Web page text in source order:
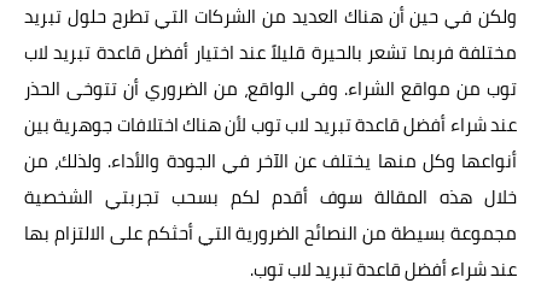
ولكن في حين أن هناك العديد من الشركات التي تطرح حلول تبريد
مختلفة فربما تشعر بالحيرة قليلاً عند اختيار أفضل قاعدة تبريد لاب
توب من مواقع الشراء. وفي الواقع، من الضروري أن تتوخى الحذر
عند شراء أفضل قاعدة تبريد لاب توب لأن هناك اختلافات جوهرية بين
أنواعها وكل منها يختلف عن الآخر في الجودة والأداء. ولذلك، من
خلال هذه المقالة سوف أقدم لكم بسحب تجربتي الشخصية
مجموعة بسيطة من النصائح الضرورية التي أحثكم على الالتزام بها
عند شراء أفضل قاعدة تبريد لاب توب.